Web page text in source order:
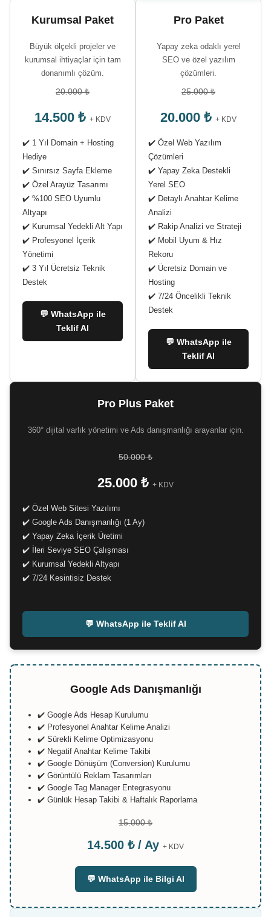
Kurumsal Paket
Büyük ölçekli projeler ve
kurumsal ihtiyaçlar için tam
donanımlı çözüm.
20.000 ₺
14.500 ₺ + KDV
✔️ 1 Yıl Domain + Hosting
Hediye
✔️ Sınırsız Sayfa Ekleme
✔️ Özel Arayüz Tasarımı
✔️ %100 SEO Uyumlu
Altyapı
✔️ Kurumsal Yedekli Alt Yapı
✔️ Profesyonel İçerik
Yönetimi
✔️ 3 Yıl Ücretsiz Teknik
Destek
💬 WhatsApp ile
Teklif Al
Pro Paket
Yapay zeka odaklı yerel
SEO ve özel yazılım
çözümleri.
25.000 ₺
20.000 ₺ + KDV
✔️ Özel Web Yazılım
Çözümleri
✔️ Yapay Zeka Destekli
Yerel SEO
✔️ Detaylı Anahtar Kelime
Analizi
✔️ Rakip Analizi ve Strateji
✔️ Mobil Uyum & Hız
Rekoru
✔️ Ücretsiz Domain ve
Hosting
✔️ 7/24 Öncelikli Teknik
Destek
💬 WhatsApp ile
Teklif Al
Pro Plus Paket
360° dijital varlık yönetimi ve Ads danışmanlığı arayanlar için.
50.000 ₺
25.000 ₺ + KDV
✔️ Özel Web Sitesi Yazılımı
✔️ Google Ads Danışmanlığı (1 Ay)
✔️ Yapay Zeka İçerik Üretimi
✔️ İleri Seviye SEO Çalışması
✔️ Kurumsal Yedekli Altyapı
✔️ 7/24 Kesintisiz Destek
💬 WhatsApp ile Teklif Al
Google Ads Danışmanlığı
✔️ Google Ads Hesap Kurulumu
✔️ Profesyonel Anahtar Kelime Analizi
✔️ Sürekli Kelime Optimizasyonu
✔️ Negatif Anahtar Kelime Takibi
✔️ Google Dönüşüm (Conversion) Kurulumu
✔️ Görüntülü Reklam Tasarımları
✔️ Google Tag Manager Entegrasyonu
✔️ Günlük Hesap Takibi & Haftalık Raporlama
15.000 ₺
14.500 ₺ / Ay + KDV
💬 WhatsApp ile Bilgi Al